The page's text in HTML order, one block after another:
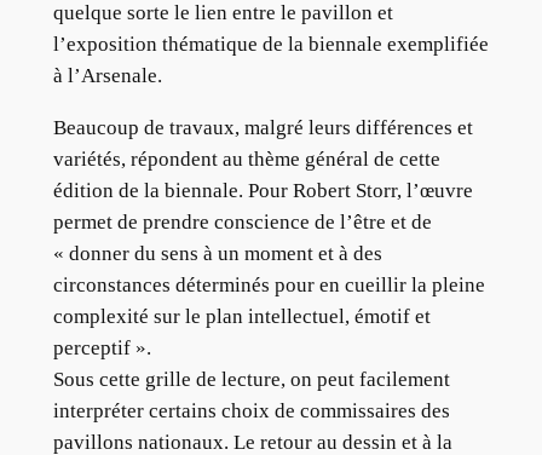
quelque sorte le lien entre le pavillon et
l’exposition thématique de la biennale exemplifiée
à l’Arsenale.
Beaucoup de travaux, malgré leurs différences et
variétés, répondent au thème général de cette
édition de la biennale. Pour Robert Storr, l’œuvre
permet de prendre conscience de l’être et de
« donner du sens à un moment et à des
circonstances déterminés pour en cueillir la pleine
complexité sur le plan intellectuel, émotif et
perceptif ».
Sous cette grille de lecture, on peut facilement
interpréter certains choix de commissaires des
pavillons nationaux. Le retour au dessin et à la